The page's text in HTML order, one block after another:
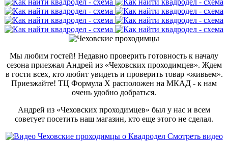
Мы любим гостей! Недавно проверить готовность к началу
сезона приезжал Андрей из «Чеховских проходимцев». Ждем
в гости всех, кто любит увидеть и проверить товар «живьем».
Приезжайте! ТЦ Формула Х расположен на МКАД - к нам
очень удобно добраться.
Андрей из «Чеховских проходимцев» был у нас и всем
советует посетить наш магазин, кто еще этого не сделал.
Смотреть видео